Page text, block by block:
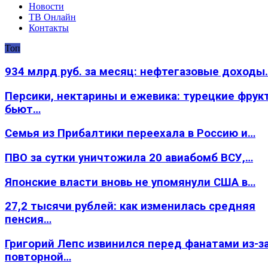
Новости
ТВ Онлайн
Контакты
Топ
934 млрд руб. за месяц: нефтегазовые
Персики, нектарины и ежевика: турецкие
бьют…
Семья из Прибалтики переехала в Россию и…
ПВО за сутки уничтожила 20 авиабомб ВСУ,…
Японские власти вновь не упомянули США в…
27,2 тысячи рублей: как изменилась средняя
пенсия…
Григорий Лепс извинился перед фанатами из-
повторной…